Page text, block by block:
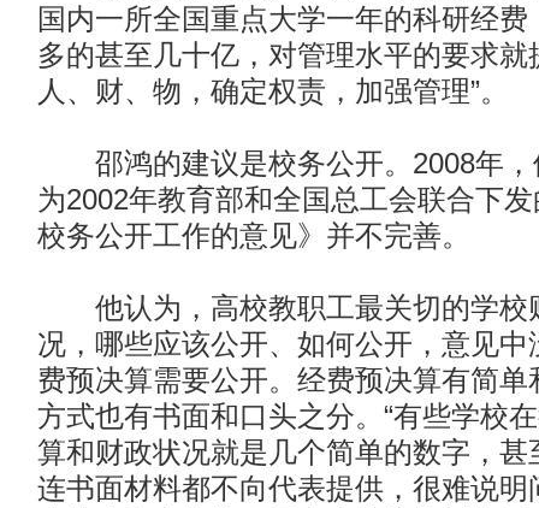
国内一所全国重点大学一年的科研经
多的甚至几十亿，对管理水平的要求就
人、财、物，确定权责，加强管理”。
邵鸿的建议是校务公开。2008年，
为2002年教育部和全国总工会联合下
校务公开工作的意见》并不完善。
他认为，高校教职工最关切的学校
况，哪些应该公开、如何公开，意见中
费预决算需要公开。经费预决算有简单
方式也有书面和口头之分。“有些学校
算和财政状况就是几个简单的数字，甚
连书面材料都不向代表提供，很难说明